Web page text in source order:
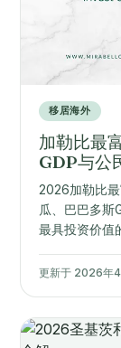
移居海外
加勒比最
GDP与公
2026加勒比
瓜、巴巴多斯
最具投资价值
更新于 2026年4